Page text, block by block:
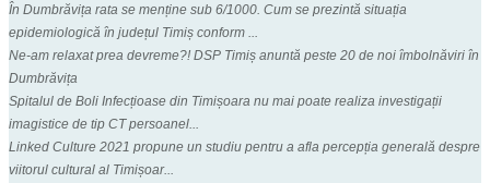
În Dumbrăvița rata se menține sub 6/1000. Cum se prezintă situația
epidemiologică în județul Timiș conform ...
Ne-am relaxat prea devreme?! DSP Timiș anuntă peste 20 de noi îmbolnăviri în
Dumbrăvița
Spitalul de Boli Infecțioase din Timișoara nu mai poate realiza investigații
imagistice de tip CT persoanel...
Linked Culture 2021 propune un studiu pentru a afla percepția generală despre
viitorul cultural al Timișoar...